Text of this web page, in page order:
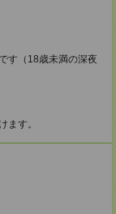
す（18歳未満の深夜
ます。